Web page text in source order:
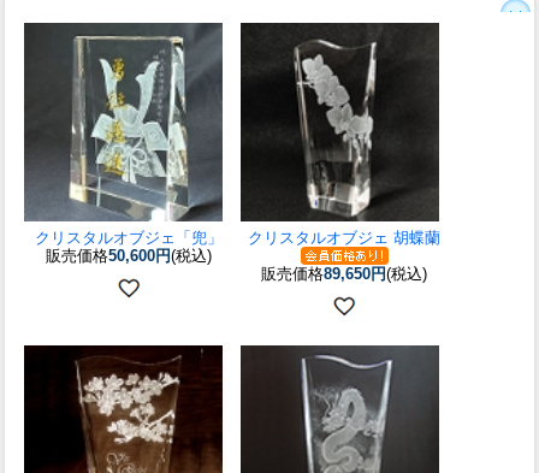
クリスタルオブジェ「兜」
販売価格50,600円(税込)
クリスタルオブジェ 胡蝶蘭
販売価格89,650円(税込)